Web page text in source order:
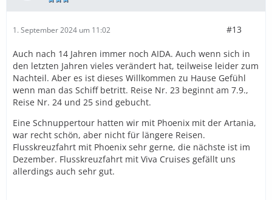
1. September 2024 um 11:02 #13
Auch nach 14 Jahren immer noch AIDA. Auch wenn sich in
den letzten Jahren vieles verändert hat, teilweise leider zum
Nachteil. Aber es ist dieses Willkommen zu Hause Gefühl
wenn man das Schiff betritt. Reise Nr. 23 beginnt am 7.9.,
Reise Nr. 24 und 25 sind gebucht.
Eine Schnuppertour hatten wir mit Phoenix mit der Artania,
war recht schön, aber nicht für längere Reisen.
Flusskreuzfahrt mit Phoenix sehr gerne, die nächste ist im
Dezember. Flusskreuzfahrt mit Viva Cruises gefällt uns
allerdings auch sehr gut.